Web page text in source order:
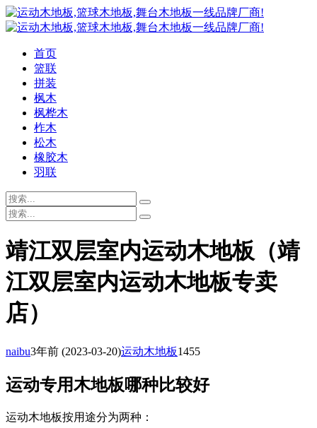
首页
篮联
拼装
枫木
枫桦木
柞木
松木
橡胶木
羽联
靖江双层室内运动木地板（靖
江双层室内运动木地板专卖
店）
naibu3年前 (2023-03-20)运动木地板1455
运动专用木地板哪种比较好
运动木地板按用途分为两种：